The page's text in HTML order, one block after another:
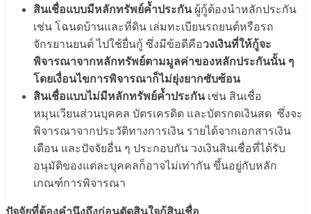
สินเชื่อแบบมีหลักทรัพย์ค้ำประกันผู้กู้ต้องนำหลักประกัน
เช่น โฉนดบ้านและที่ดิน เล่มทะเบียนรถยนต์หรือรถ
จักรยานยนต์ ไปใช้ยื่นกู้ ซึ่งมีข้อดีคือวงเงินที่ให้กู้จะ
พิจารณาจากหลักทรัพย์ตามมูลค่าของหลักประกันนั้น ๆ
โดยเงื่อนไขการพิจารณาก็ไม่ยุ่งยากซับซ้อน
สินเชื่อแบบไม่มีหลักทรัพย์ค้ำประกัน เช่น สินเชื่อ
หมุนเวียนส่วนบุคคล บัตรเครดิต และบัตรกดเงินสด ซึ่งจะ
พิจารณาจากประวัติทางการเงิน รายได้จากเอกสารเงิน
เดือน และปัจจัยอื่น ๆ ประกอบกัน วงเงินสินเชื่อที่ได้รับ
อนุมัติของแต่ละบุคคลก็อาจไม่เท่ากัน ขึ้นอยู่กับหลัก
เกณฑ์การพิจารณา